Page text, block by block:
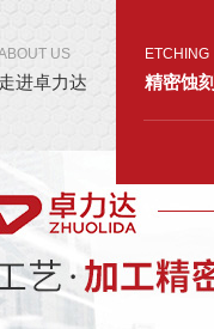
US
走进卓力达
ETCHING
精密蚀刻